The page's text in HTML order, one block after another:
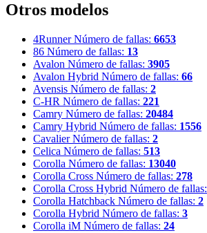
Otros modelos
4Runner Número de fallas: 6653
86 Número de fallas: 13
Avalon Número de fallas: 3905
Avalon Hybrid Número de fallas: 66
Avensis Número de fallas: 2
C-HR Número de fallas: 221
Camry Número de fallas: 20484
Camry Hybrid Número de fallas: 1556
Cavalier Número de fallas: 2
Celica Número de fallas: 513
Corolla Número de fallas: 13040
Corolla Cross Número de fallas: 278
Corolla Cross Hybrid Número de fallas:
Corolla Hatchback Número de fallas: 2
Corolla Hybrid Número de fallas: 3
Corolla iM Número de fallas: 24